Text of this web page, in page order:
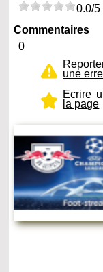
0.0/5
Commentaires
0
une
Ecrire
la page